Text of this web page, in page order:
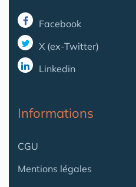
Facebook
X (ex-Twitter)
Linkedin
Informations
CGU
Mentions légales